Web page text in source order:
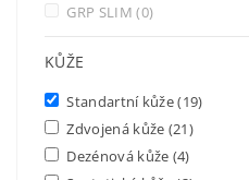
GRP SLIM(0)
KŮŽE
Standartní kůže(19)
Zdvojená kůže (21)
Dezénová kůže (4)